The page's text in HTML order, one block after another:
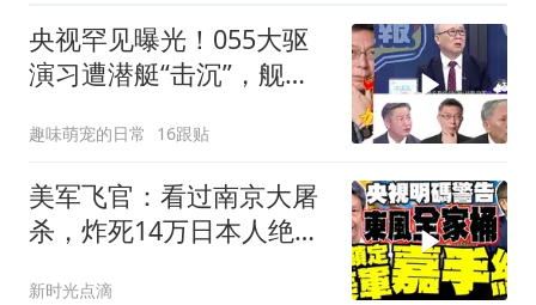
央视罕见曝光！055大驱
演习遭潜艇“击沉”，舰长
趣味萌宠的日常 16跟贴
美军飞官：看过南京大屠
杀，炸死14万日本人绝不
新时光点滴